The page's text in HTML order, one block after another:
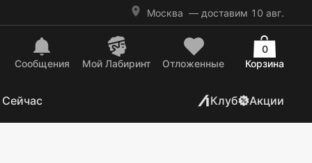
Москва — доставим 10 авг.
Сообщения Mой Лабиринт Отложенные Корзина
0
Клуб Акции